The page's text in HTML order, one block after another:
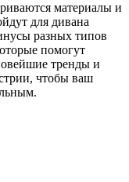
материалы и
для дивана
разных типов
помогут
тренды и
чтобы ваш